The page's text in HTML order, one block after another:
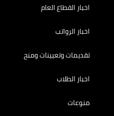
اخبار القطاع العام
اخبار الرواتب
تقديمات وتعيينات ومنح
اخبار الطلاب
منوعات